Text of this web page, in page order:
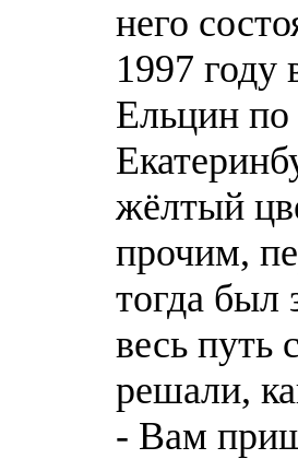
него
1997 году
Ельцин по
жёлтый
прочим,
тогда был
весь путь
решали,
- Вам